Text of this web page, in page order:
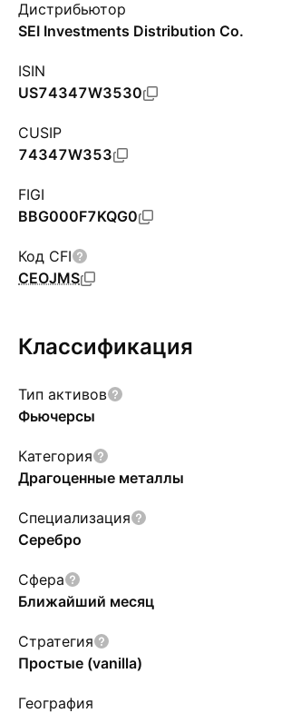
Дистрибьютор
SEI Investments Distribution Co.
ISIN
US74347W3530
CUSIP
74347W353
FIGI
BBG000F7KQG0
Код CFI
CEOJMS
Классификация
Тип активов
Фьючерсы
Категория
Драгоценные металлы
Специализация
Серебро
Сфера
Ближайший месяц
Стратегия
Простые (vanilla)
География